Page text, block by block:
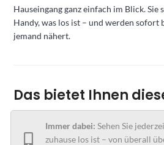
Hauseingang ganz einfach im Blick. Sie
Handy, was los ist – und werden sofort
jemand nähert.
Das bietet Ihnen
Immer dabei: Sehen Sie
zuhause los ist – von überall